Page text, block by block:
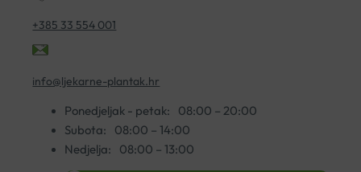
+385 33 554 001
info@ljekarne-plantak.hr
Ponedjeljak - petak:
08:00 – 20:00
Subota:
08:00 – 14:00
Nedjelja:
08:00 – 13:00